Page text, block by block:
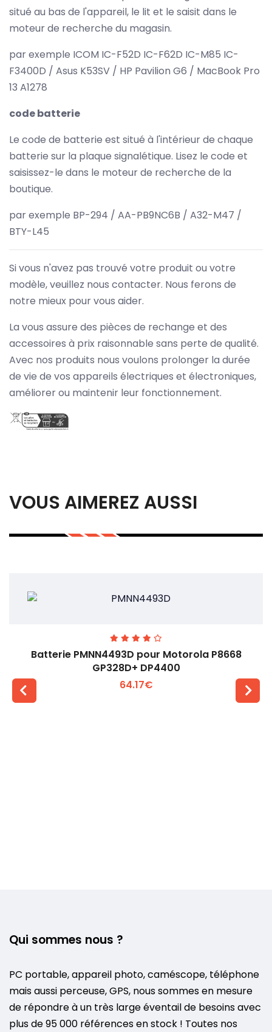
situé au bas de l'appareil, le lit et le saisit dans le
moteur de recherche du magasin.
par exemple ICOM IC-F52D IC-F62D IC-M85 IC-
F3400D / Asus K53SV / HP Pavilion G6 / MacBook Pro
13 A1278
code batterie
Le code de batterie est situé à l'intérieur de chaque
batterie sur la plaque signalétique. Lisez le code et
saisissez-le dans le moteur de recherche de la
boutique.
par exemple BP-294 / AA-PB9NC6B / A32-M47 /
BTY-L45
Si vous n'avez pas trouvé votre produit ou votre
modèle, veuillez nous contacter. Nous ferons de
notre mieux pour vous aider.
La vous assure des pièces de rechange et des
accessoires à prix raisonnable sans perte de qualité.
Avec nos produits nous voulons prolonger la durée
de vie de vos appareils électriques et électroniques,
améliorer ou maintenir leur fonctionnement.
VOUS AIMEREZ AUSSI
Batterie PMNN4493D pour Motorola P8668
GP328D+ DP4400
64.17€
Qui sommes nous ?
PC portable, appareil photo, caméscope, téléphone
mais aussi perceuse, GPS, nous sommes en mesure
de répondre à un très large éventail de besoins avec
plus de 95 000 références en stock ! Toutes nos